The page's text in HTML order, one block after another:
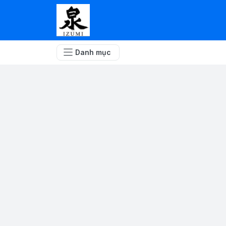
Danh mục